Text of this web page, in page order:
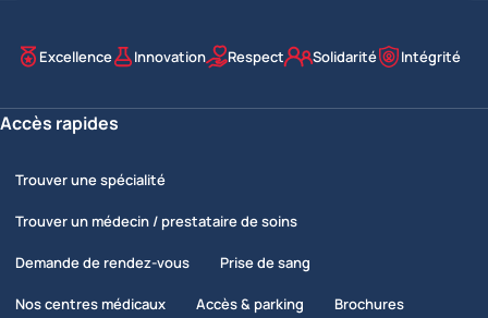
Nos valeurs
Excellence Innovation Respect Solidarité Intégrité
Accès rapides
Trouver une spécialité
Trouver un médecin / prestataire de soins
Demande de rendez-vous Prise de sang
Nos centres médicaux Accès & parking Brochures